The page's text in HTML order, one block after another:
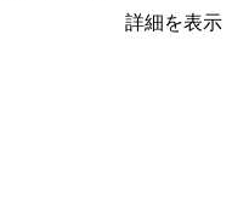
詳細を表示